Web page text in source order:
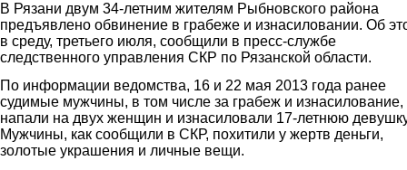
В Рязани двум 34-летним жителям Рыбновского района
предъявлено обвинение в грабеже и изнасиловании. Об
в среду, третьего июля, сообщили в пресс-службе
следственного управления СКР по Рязанской области.
По информации ведомства, 16 и 22 мая 2013 года ранее
судимые мужчины, в том числе за грабеж и изнасилование,
напали на двух женщин и изнасиловали 17-летнюю
Мужчины, как сообщили в СКР, похитили у жертв деньги,
золотые украшения и личные вещи.